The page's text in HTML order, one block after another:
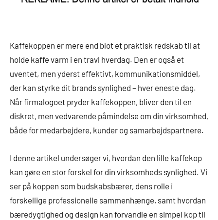
Kaffekoppen er mere end blot et praktisk redskab til at
holde kaffe varm i en travl hverdag. Den er også et
uventet, men yderst effektivt, kommunikationsmiddel,
der kan styrke dit brands synlighed – hver eneste dag.
Når firmalogoet pryder kaffekoppen, bliver den til en
diskret, men vedvarende påmindelse om din virksomhed,
både for medarbejdere, kunder og samarbejdspartnere.
I denne artikel undersøger vi, hvordan den lille kaffekop
kan gøre en stor forskel for din virksomheds synlighed. Vi
ser på koppen som budskabsbærer, dens rolle i
forskellige professionelle sammenhænge, samt hvordan
bæredygtighed og design kan forvandle en simpel kop til